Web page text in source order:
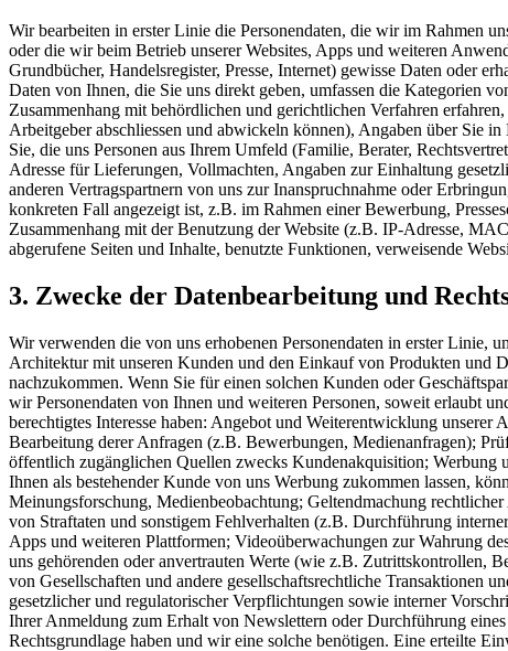
Wir bearbeiten in erster Linie die Personendaten, die wir im Rahmen
oder die wir beim Betrieb unserer Websites, Apps und weiteren
Grundbücher, Handelsregister, Presse, Internet) gewisse Daten oder
Daten von Ihnen, die Sie uns direkt geben, umfassen die Kategorien
Zusammenhang mit behördlichen und gerichtlichen Verfahren
Arbeitgeber abschliessen und abwickeln können), Angaben über Sie
Sie, die uns Personen aus Ihrem Umfeld (Familie, Berater,
Adresse für Lieferungen, Vollmachten, Angaben zur Einhaltung
anderen Vertragspartnern von uns zur Inanspruchnahme oder
konkreten Fall angezeigt ist, z.B. im Rahmen einer Bewerbung,
Zusammenhang mit der Benutzung der Website (z.B. IP-Adresse,
abgerufene Seiten und Inhalte, benutzte Funktionen, verweisende
3. Zwecke der Datenbearbeitung und
Wir verwenden die von uns erhobenen Personendaten in erster Linie,
Architektur mit unseren Kunden und den Einkauf von Produkten und
nachzukommen. Wenn Sie für einen solchen Kunden oder
wir Personendaten von Ihnen und weiteren Personen, soweit erlaubt
berechtigtes Interesse haben: Angebot und Weiterentwicklung
Bearbeitung derer Anfragen (z.B. Bewerbungen, Medienanfragen);
öffentlich zugänglichen Quellen zwecks Kundenakquisition;
Ihnen als bestehender Kunde von uns Werbung zukommen lassen,
Meinungsforschung, Medienbeobachtung; Geltendmachung
von Straftaten und sonstigem Fehlverhalten (z.B. Durchführung
Apps und weiteren Plattformen; Videoüberwachungen zur Wahrung
uns gehörenden oder anvertrauten Werte (wie z.B. Zutrittskontrollen,
von Gesellschaften und andere gesellschaftsrechtliche Transaktionen
gesetzlicher und regulatorischer Verpflichtungen sowie interner
Ihrer Anmeldung zum Erhalt von Newslettern oder Durchführung
Rechtsgrundlage haben und wir eine solche benötigen. Eine erteilte